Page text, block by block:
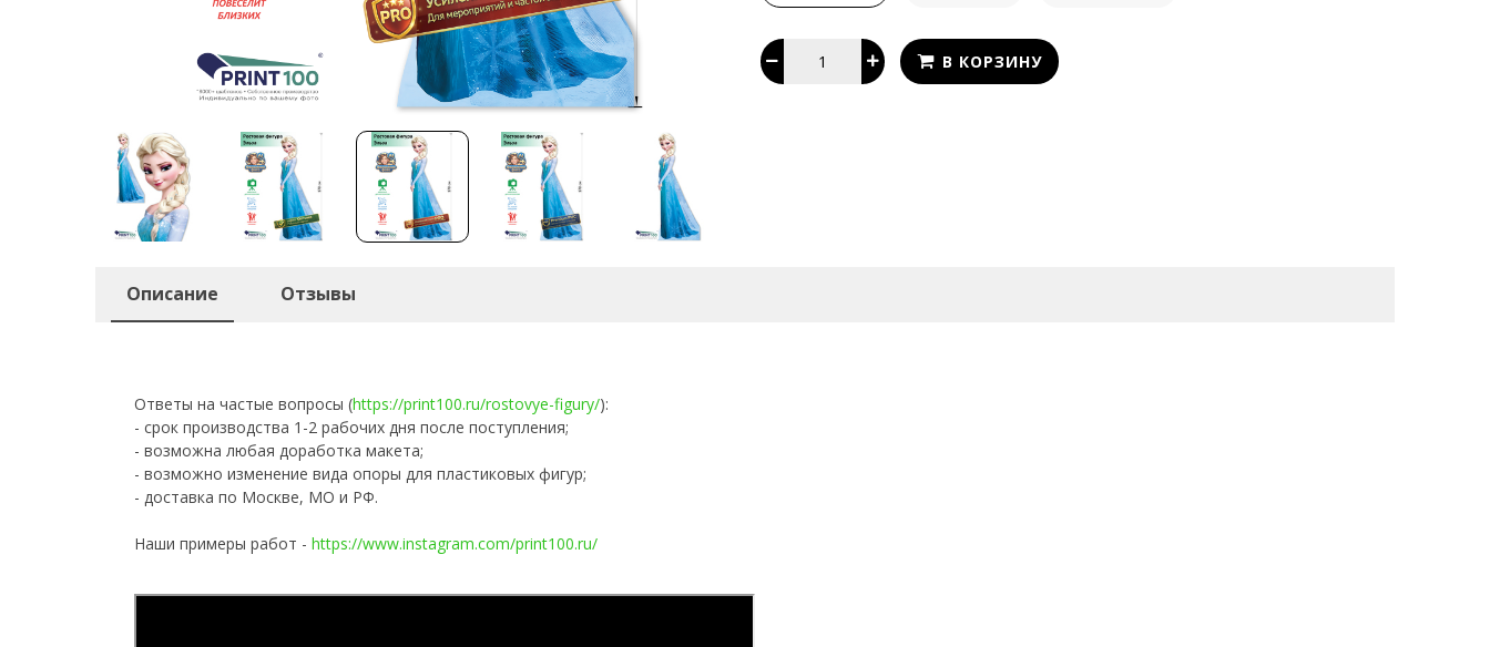
В КОРЗИНУ
Описание Отзывы
Ответы на частые вопросы (https://print100.ru/rostovye-figury/):
- срок производства 1-2 рабочих дня после поступления;
- возможна любая доработка макета;
- возможно изменение вида опоры для пластиковых фигур;
- доставка по Москве, МО и РФ.
Наши примеры работ - https://www.instagram.com/print100.ru/